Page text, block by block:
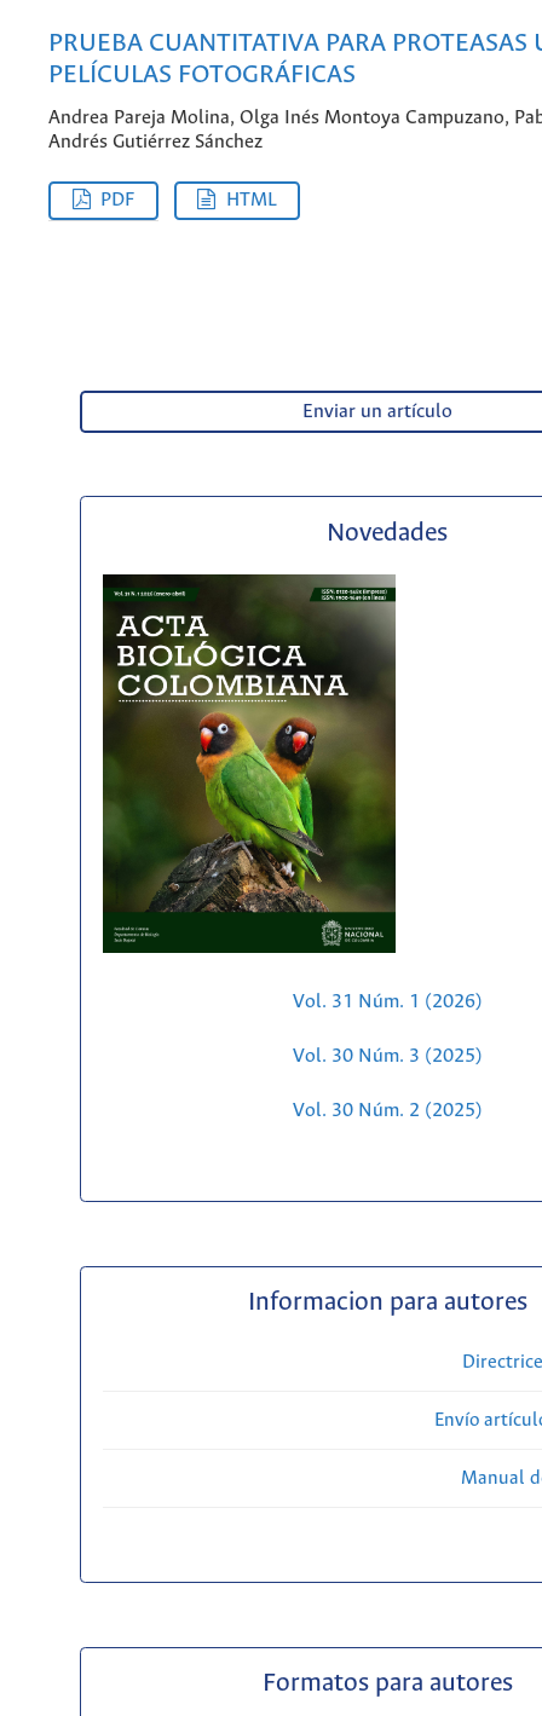
PRUEBA CUANTITATIVA PARA PROTEASAS
PELÍCULAS FOTOGRÁFICAS
Andrea Pareja Molina, Olga Inés Montoya Campuzano,
Andrés Gutiérrez Sánchez
PDF HTML
Enviar un artículo
Novedades
Vol. 31 Núm. 1 (2026)
Vol. 30 Núm. 3 (2025)
Vol. 30 Núm. 2 (2025)
Informacion para autores
Envío
Manual
Formatos para autores